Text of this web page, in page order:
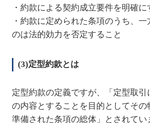
・約款による契約成立要件を明確に
・約款に定められた条項のうち、
のは法的効力を否定すること
(3)定型約款とは
定型約款の定義ですが、「定型取引
の内容とすることを目的としてその
準備された条項の総体」とされてい